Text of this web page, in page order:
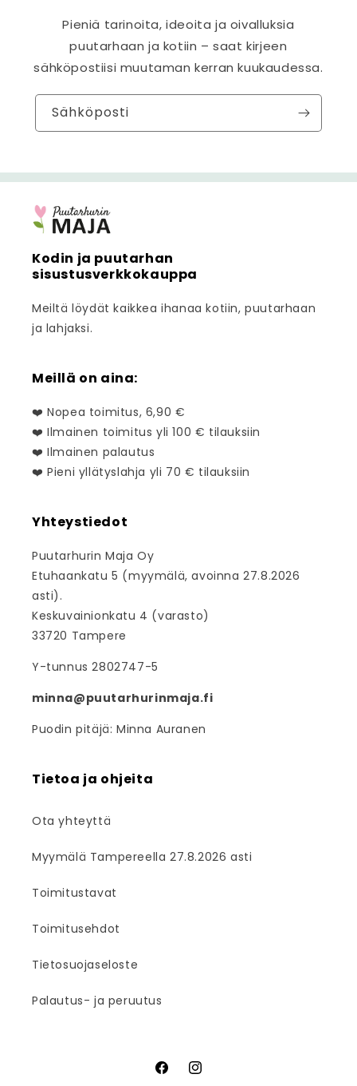
Pieniä tarinoita, ideoita ja oivalluksia
puutarhaan ja kotiin – saat kirjeen
sähköpostiisi muutaman kerran kuukaudessa.
Sähköposti
Kodin ja puutarhan
sisustusverkkokauppa
Meiltä löydät kaikkea ihanaa kotiin, puutarhaan
ja lahjaksi.
Meillä on aina:
❤️ Nopea toimitus, 6,90 €
❤️ Ilmainen toimitus yli 100 € tilauksiin
❤️ Ilmainen palautus
❤️ Pieni yllätyslahja yli 70 € tilauksiin
Yhteystiedot
Puutarhurin Maja Oy
Etuhaankatu 5 (myymälä, avoinna 27.8.2026
asti).
Keskuvainionkatu 4 (varasto)
33720 Tampere
Y-tunnus 2802747-5
minna@puutarhurinmaja.fi
Puodin pitäjä: Minna Auranen
Tietoa ja ohjeita
Ota yhteyttä
Myymälä Tampereella 27.8.2026 asti
Toimitustavat
Toimitusehdot
Tietosuojaseloste
Palautus- ja peruutus
FacebookInstagram